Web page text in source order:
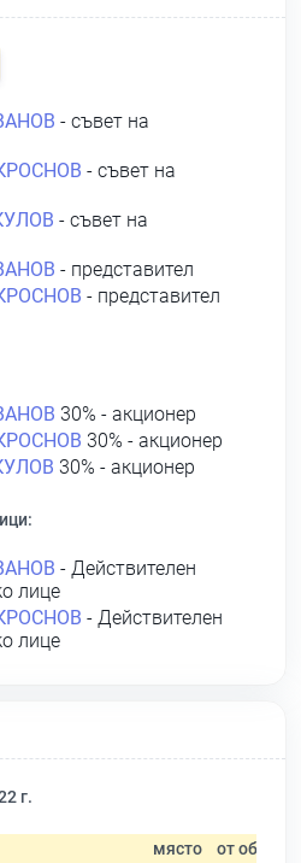
- съвет на
- съвет на
- съвет на
- представител
- представител
30% - акционер
30% - акционер
30% - акционер
- Действителен
лице
- Действителен
лице
г.
място от общо